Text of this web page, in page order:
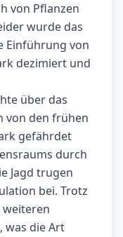
von Pflanzen
wurde das
Einführung von
dezimiert und
über das
von den frühen
gefährdet
durch
Jagd trugen
bei. Trotz
weiteren
was die Art